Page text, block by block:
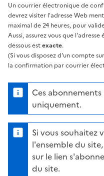
Un courrier électronique de
devrez visiter l'adresse Web
maximal de 24 heures, pour
Aussi, assurez vous que
dessous estexacte.
(Si vous disposez d'un compte
la confirmation par courrier
Ces
uniquement.
Si vous souhaitez
l'ensemble du
sur le lien
du site.